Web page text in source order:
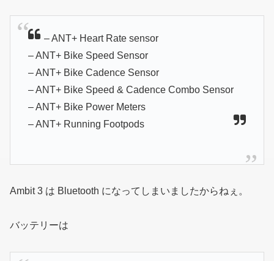
– ANT+ Heart Rate sensor
– ANT+ Bike Speed Sensor
– ANT+ Bike Cadence Sensor
– ANT+ Bike Speed & Cadence Combo Sensor
– ANT+ Bike Power Meters
– ANT+ Running Footpods
Ambit 3 は Bluetooth になってしまいましたからねぇ。
バッテリーは